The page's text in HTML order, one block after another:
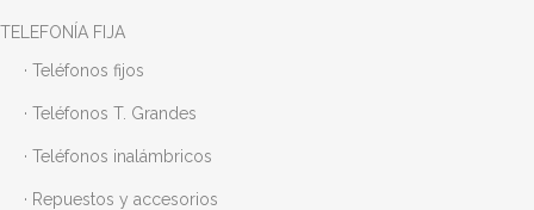
TELEFONÍA FIJA
· Teléfonos fijos
· Teléfonos T. Grandes
· Teléfonos inalámbricos
· Repuestos y accesorios